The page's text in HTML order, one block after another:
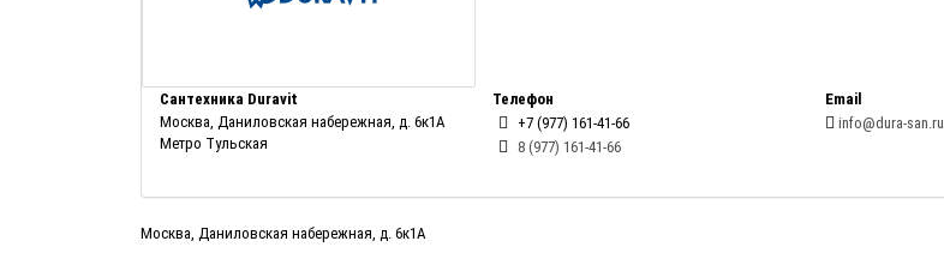
Сантехника Duravit
Москва, Даниловская набережная, д. 6к1А
Метро Тульская
Телефон
+7 (977) 161-41-66
8 (977) 161-41-66
Email
info@dura-san.ru
Москва, Даниловская набережная, д. 6к1А